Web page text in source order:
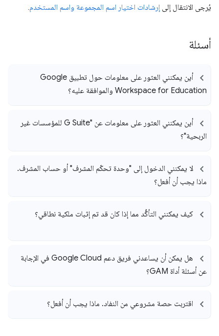
يُرجى الانتقال إلى إرشادات اختيار اسم المجموعة واسم المستخدم.
أسئلة
أين يمكنني العثور على معلومات حول تطبيق Google
Workspace for Education والموافقة عليه؟
أين يمكنني العثور على معلومات عن "G Suite للمؤسسات غير
الربحية"؟
لا يمكنني الدخول إلى "وحدة تحكّم المشرف" أو حساب المشرف.
ماذا يجب أن أفعل؟
كيف يمكنني التأكُّد مما إذا كان قد تم إثبات ملكية نطاقي؟
هل يمكن أن يساعدني فريق دعم Google Cloud في الإجابة
عن أسئلة أداة GAM؟
اقتربت حصة مشروعي من النفاد. ماذا يجب أن أفعل؟